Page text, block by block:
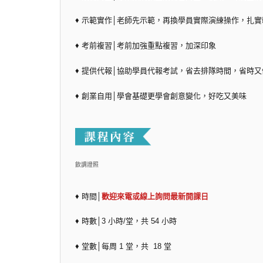
♦ 示範實作│老師先示範，再換學員實際演練操作，扎
♦ 考前複習│考前加強重點複習，加深印象
♦ 提供代報│協助學員代報考試，省去排隊時間，省時又
♦ 創業自用│學會基礎更學會創意變化，好吃又美味
飲調證照
♦ 時間│ 歡迎來電或線上詢問最新開課日
♦ 時數│3 小時/堂，共 54 小時
♦ 堂數│每周 1 堂，共 18 堂